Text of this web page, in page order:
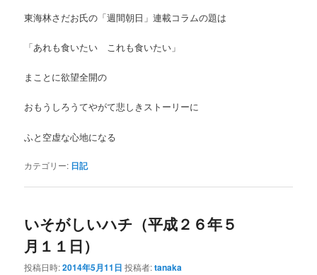
東海林さだお氏の「週間朝日」連載コラムの題は
「あれも食いたい これも食いたい」
まことに欲望全開の
おもうしろうてやがて悲しきストーリーに
ふと空虚な心地になる
カテゴリー: 日記
いそがしいハチ（平成２６年５
月１１日）
投稿日時:2014年5月11日 投稿者:tanaka